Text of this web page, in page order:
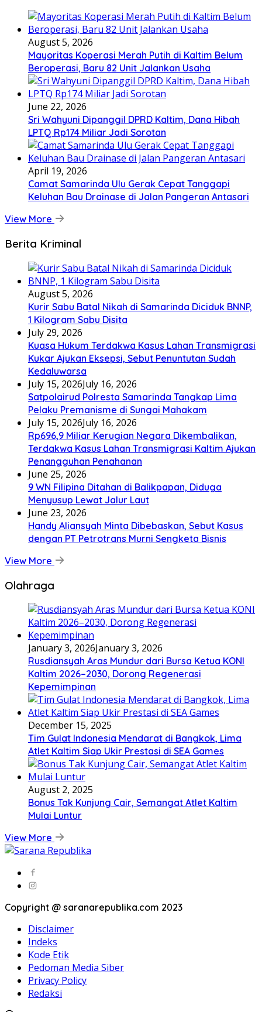
August 5, 2026
Mayoritas Koperasi Merah Putih di Kaltim Belum
Beroperasi, Baru 82 Unit Jalankan Usaha
June 22, 2026
Sri Wahyuni Dipanggil DPRD Kaltim, Dana Hibah
LPTQ Rp174 Miliar Jadi Sorotan
April 19, 2026
Camat Samarinda Ulu Gerak Cepat Tanggapi
Keluhan Bau Drainase di Jalan Pangeran Antasari
View More
Berita Kriminal
August 5, 2026
Kurir Sabu Batal Nikah di Samarinda Diciduk BNNP,
1 Kilogram Sabu Disita
July 29, 2026
Kuasa Hukum Terdakwa Kasus Lahan Transmigrasi
Kukar Ajukan Eksepsi, Sebut Penuntutan Sudah
Kedaluwarsa
July 15, 2026July 16, 2026
Satpolairud Polresta Samarinda Tangkap Lima
Pelaku Premanisme di Sungai Mahakam
July 15, 2026July 16, 2026
Rp696,9 Miliar Kerugian Negara Dikembalikan,
Terdakwa Kasus Lahan Transmigrasi Kaltim Ajukan
Penangguhan Penahanan
June 25, 2026
9 WN Filipina Ditahan di Balikpapan, Diduga
Menyusup Lewat Jalur Laut
June 23, 2026
Handy Aliansyah Minta Dibebaskan, Sebut Kasus
dengan PT Petrotrans Murni Sengketa Bisnis
View More
Olahraga
January 3, 2026January 3, 2026
Rusdiansyah Aras Mundur dari Bursa Ketua KONI
Kaltim 2026–2030, Dorong Regenerasi
Kepemimpinan
December 15, 2025
Tim Gulat Indonesia Mendarat di Bangkok, Lima
Atlet Kaltim Siap Ukir Prestasi di SEA Games
August 2, 2025
Bonus Tak Kunjung Cair, Semangat Atlet Kaltim
Mulai Luntur
View More
Copyright @ saranarepublika.com 2023
Disclaimer
Indeks
Kode Etik
Pedoman Media Siber
Privacy Policy
Redaksi